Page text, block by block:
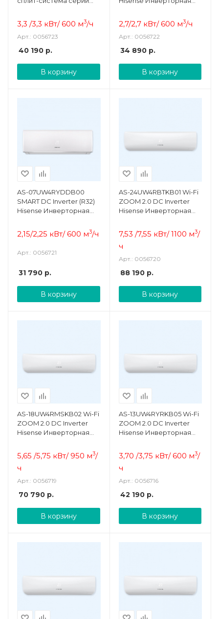
(R32)
3,3 /3,3 кВт/ 600 м3/ч
Арт.: 0056723
40 190 р.
В корзину
2,7/2,7 кВт/ 600 м3/ч
Арт.: 0056722
34 890р.
В корзину
AS-07UW4RYDDB00
SMART DC Inverter (R32)
Hisense Инверторная
2,15/2,25 кВт/ 600 м3/ч
Арт.: 0056721
31 790 р.
В корзину
AS-24UW4RBTKB01 Wi-Fi
ZOOM 2.0 DC Inverter
Hisense Инверторная
7,53 /7,55 кВт/ 1100 м3/
ч
Арт.: 0056720
88 190р.
В корзину
AS-18UW4RMSKB02 Wi-Fi
ZOOM 2.0 DC Inverter
Hisense Инверторная
5,65 /5,75 кВт/ 950 м3/
ч
Арт.: 0056719
70 790 р.
В корзину
AS-13UW4RYRKB05 Wi-Fi
ZOOM 2.0 DC Inverter
Hisense Инверторная
3,70 /3,75 кВт/ 600 м3/
ч
Арт.: 0056716
42 190р.
В корзину